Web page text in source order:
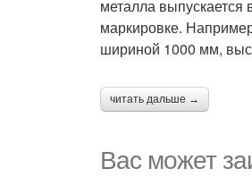
металла выпускается
маркировке.
шириной 1000 мм,
читать дальше →
Вас может